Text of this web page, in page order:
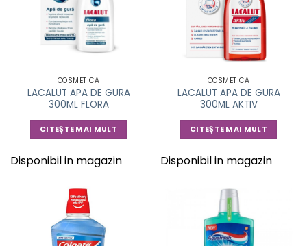
COSMETICA
LACALUT APA DE GURA
300ML FLORA
CITEȘTE MAI MULT
Disponibil in magazin
COSMETICA
LACALUT APA DE GURA
300ML AKTIV
CITEȘTE MAI MULT
Disponibil in magazin